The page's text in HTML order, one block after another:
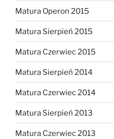
Matura Operon 2015
Matura Sierpień 2015
Matura Czerwiec 2015
Matura Sierpień 2014
Matura Czerwiec 2014
Matura Sierpień 2013
Matura Czerwiec 2013